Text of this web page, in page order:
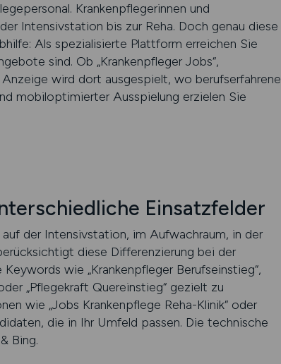
Krankenpflegerinnen und
Intensivstation bis zur Reha. Doch genau diese
Als spezialisierte Plattform erreichen Sie
sind. Ob „Krankenpfleger Jobs“,
wird dort ausgespielt, wo berufserfahrene
mobiloptimierter Ausspielung erzielen Sie
Einsatzfelder
der Intensivstation, im Aufwachraum, in der
diese Differenzierung bei der
wie „Krankenpfleger Berufseinstieg“,
„Pflegekraft Quereinstieg“ gezielt zu
wie „Jobs Krankenpflege Reha-Klinik“ oder
die in Ihr Umfeld passen. Die technische
Bing.